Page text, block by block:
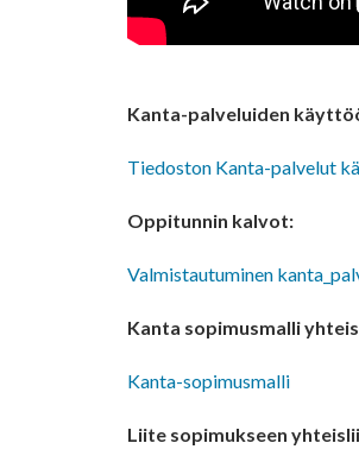
Kanta-palveluiden
Tiedoston Kanta-palvelut
Oppitunnin kalvot:
Valmistautuminen
Kanta sopimusmalli
Kanta-sopimusmalli
Liite sopimukseen